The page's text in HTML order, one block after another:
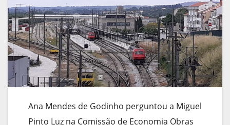
Ana Mendes de Godinho perguntou a Miguel
Pinto Luz na Comissão de Economia Obras